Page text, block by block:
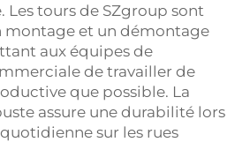
Les tours de SZgroup sont
montage et un démontage
aux équipes de
de travailler de
que possible. La
assure une durabilité lors
sur les rues